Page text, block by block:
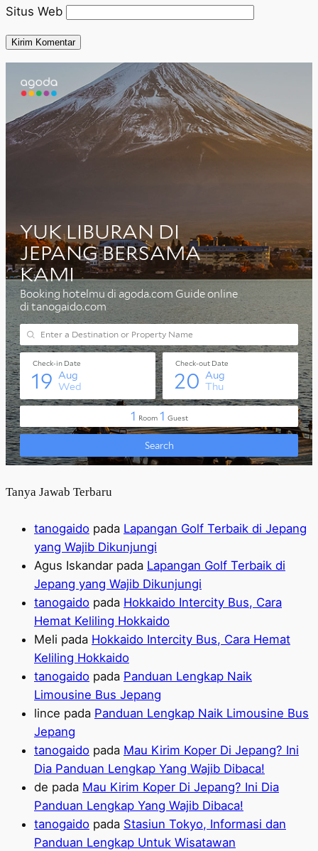
Situs Web
Tanya Jawab Terbaru
tanogaido pada Lapangan Golf Terbaik di Jepang
yang Wajib Dikunjungi
Agus Iskandar pada Lapangan Golf Terbaik di
Jepang yang Wajib Dikunjungi
tanogaido pada Hokkaido Intercity Bus, Cara
Hemat Keliling Hokkaido
Meli pada Hokkaido Intercity Bus, Cara Hemat
Keliling Hokkaido
tanogaido pada Panduan Lengkap Naik
Limousine Bus Jepang
lince pada Panduan Lengkap Naik Limousine Bus
Jepang
tanogaido pada Mau Kirim Koper Di Jepang? Ini
Dia Panduan Lengkap Yang Wajib Dibaca!
de pada Mau Kirim Koper Di Jepang? Ini Dia
Panduan Lengkap Yang Wajib Dibaca!
tanogaido pada Stasiun Tokyo, Informasi dan
Panduan Lengkap Untuk Wisatawan